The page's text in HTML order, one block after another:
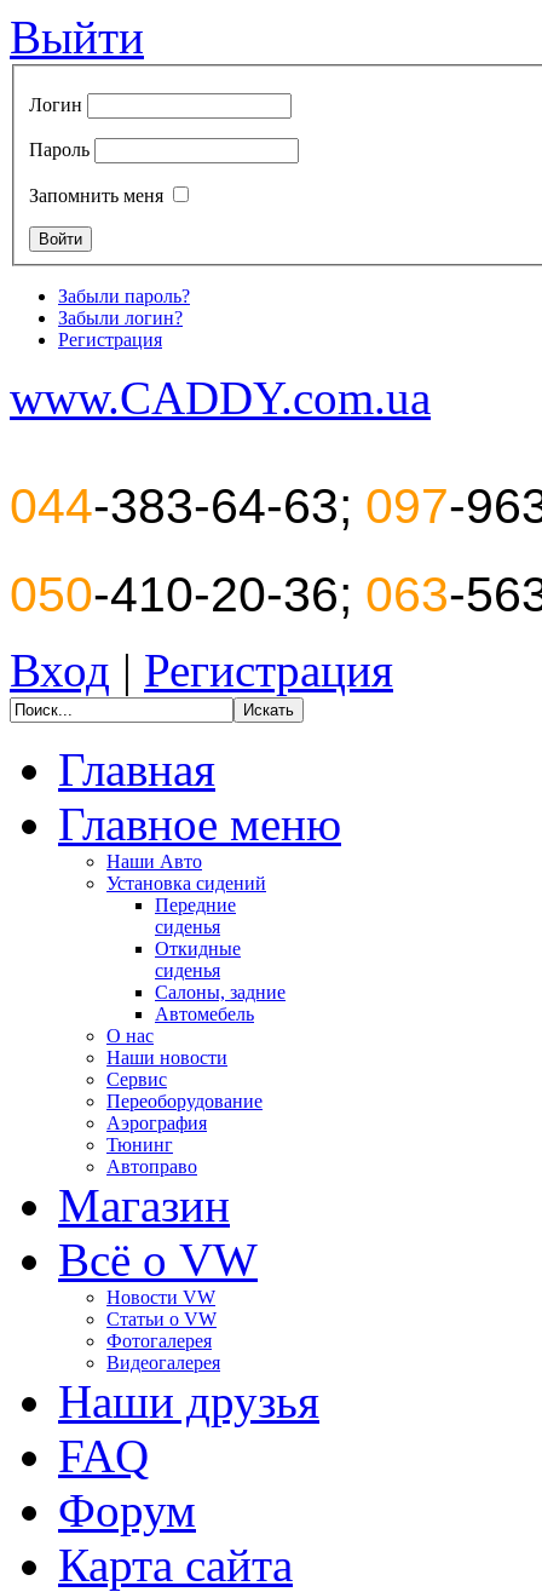
Выйти
Логин
Пароль
Запомнить меня
Забыли пароль?
Забыли логин?
Регистрация
www.CADDY.com.ua
044-383-64-63; 097-
050-410-20-36; 063-
Вход | Регистрация
Главная
Главное меню
Наши Авто
Установка сидений
Передние
сиденья
Откидные
сиденья
Салоны, задние
Автомебель
О нас
Наши новости
Сервис
Переоборудование
Аэрография
Тюнинг
Автоправо
Магазин
Всё о VW
Новости VW
Статьи o VW
Фотогалерея
Видеогалерея
Наши друзья
FAQ
Форум
Карта сайта